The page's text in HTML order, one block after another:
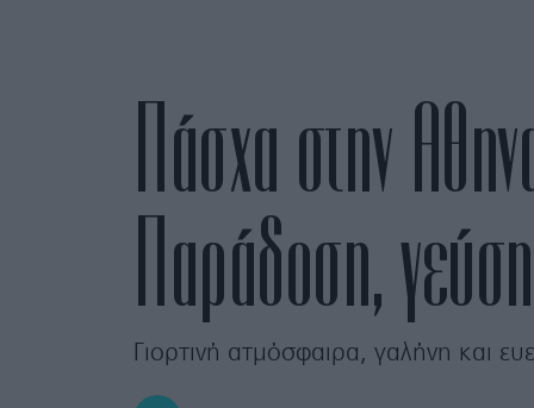
Πάσχα στην
Παράδοση,
Γιορτινή ατμόσφαιρα, γαλήνη και